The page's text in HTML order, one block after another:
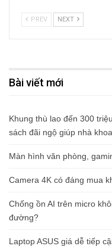
PREV NEXT
Bài viết mới
Khung thù lao đến 300
sách đãi ngộ giúp nhà
Màn hình văn phòng,
Camera 4K có đáng mua
Chống ồn AI trên micro
đường?
Laptop ASUS giá dễ tiếp